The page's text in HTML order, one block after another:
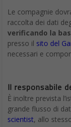
Le compagnie
raccolta dei dati
verificando la
presso il sito del
necessari e
Il responsabile
È inoltre prevista
grande flusso di
scientist, allo